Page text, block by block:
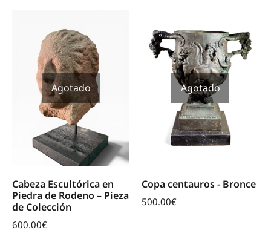
Agotado
Cabeza Escultórica en
Piedra de Rodeno – Pieza
de Colección
600.00€
Agotado
Copa centauros - Bronce
500.00€